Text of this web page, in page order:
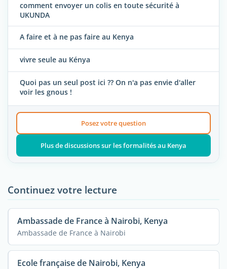
comment envoyer un colis en toute sécurité à
UKUNDA
A faire et à ne pas faire au Kenya
vivre seule au Kénya
Quoi pas un seul post ici ?? On n'a pas envie d'aller
voir les gnous !
Posez votre question
Plus de discussions sur les formalités au Kenya
Continuez votre lecture
Ambassade de France à Nairobi, Kenya
Ambassade de France à Nairobi
Ecole française de Nairobi, Kenya